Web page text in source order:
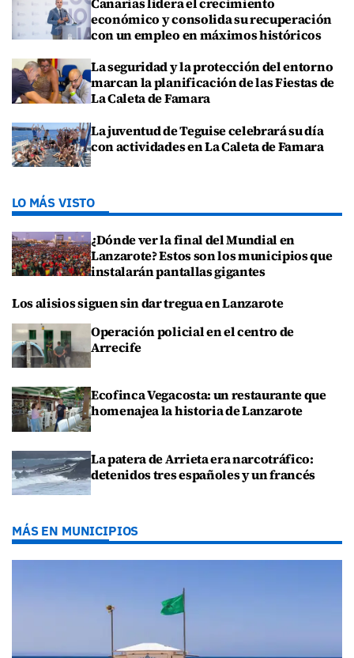
económico y consolida su recuperación
con un empleo en máximos históricos
La seguridad y la protección del entorno
marcan la planificación de las Fiestas de
La Caleta de Famara
La juventud de Teguise celebrará su día
con actividades en La Caleta de Famara
LO MÁS VISTO
¿Dónde ver la final del Mundial en
Lanzarote? Estos son los municipios que
instalarán pantallas gigantes
Los alisios siguen sin dar tregua en Lanzarote
Operación policial en el centro de
Arrecife
Ecofinca Vegacosta: un restaurante que
homenajea la historia de Lanzarote
La patera de Arrieta era narcotráfico:
detenidos tres españoles y un francés
MÁS EN MUNICIPIOS